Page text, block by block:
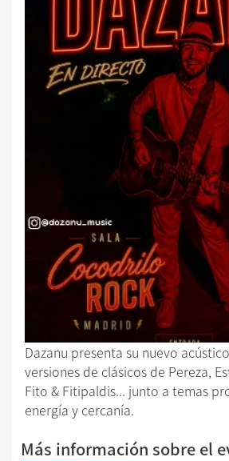
Dazanu presenta su nuevo
versiones de clásicos de Pereza,
Fito & Fitipaldis... junto a temas
energía y cercanía.
Más información sobre el